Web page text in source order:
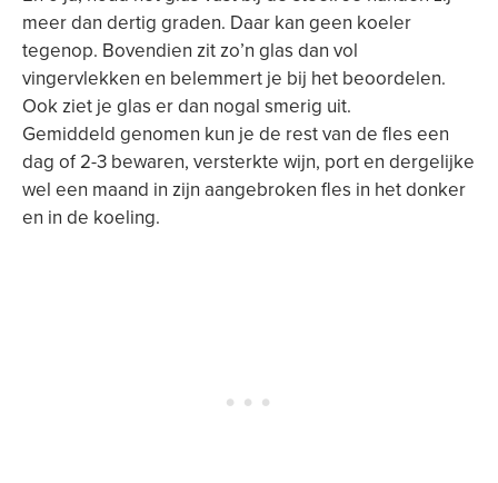
meer dan dertig graden. Daar kan geen koeler
tegenop. Bovendien zit zo’n glas dan vol
vingervlekken en belemmert je bij het beoordelen.
Ook ziet je glas er dan nogal smerig uit.
Gemiddeld genomen kun je de rest van de fles een
dag of 2-3 bewaren, versterkte wijn, port en dergelijke
wel een maand in zijn aangebroken fles in het donker
en in de koeling.